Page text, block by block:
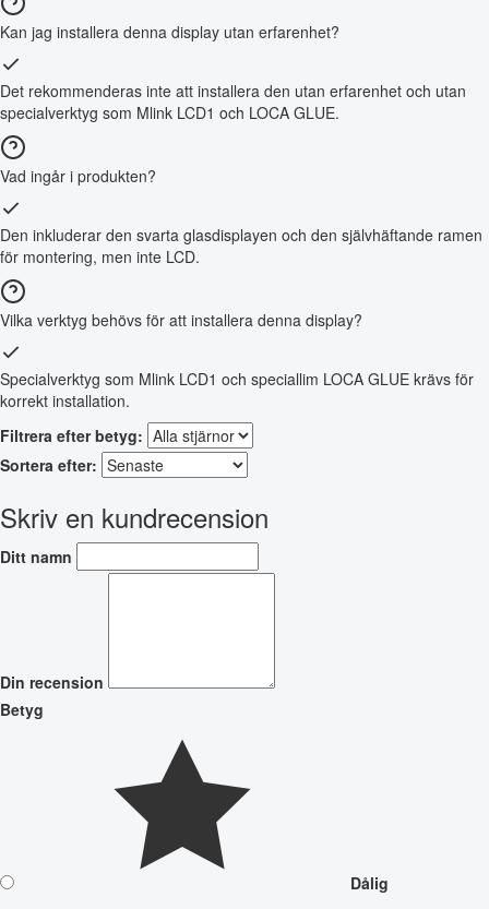
Kan jag installera denna display utan erfarenhet?
Det rekommenderas inte att installera den utan erfarenhet och utan
specialverktyg som Mlink LCD1 och LOCA GLUE.
Vad ingår i produkten?
Den inkluderar den svarta glasdisplayen och den självhäftande ramen
för montering, men inte LCD.
Vilka verktyg behövs för att installera denna display?
Specialverktyg som Mlink LCD1 och speciallim LOCA GLUE krävs för
korrekt installation.
Filtrera efter betyg:
Sortera efter:
Skriv en kundrecension
Ditt namn
Din recension
Betyg
Dålig